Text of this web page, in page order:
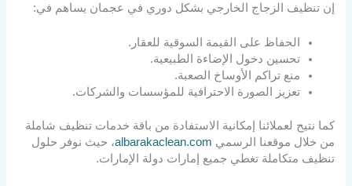
إن تنظيف الزجاج الخارجي بشكل دوري في عجمان يساهم في:
الحفاظ على القيمة السوقية للعقار.
تحسين دخول الإضاءة الطبيعية.
منع تراكم الأوساخ الصعبة.
تعزيز الصورة الاحترافية للمؤسسات والشركات.
كما نتيح لعملائنا إمكانية الاستفادة من باقة خدمات تنظيف شاملة
من خلال موقعنا الرسمي albarakaclean.com، حيث نوفر حلول
تنظيف متكاملة تغطي جميع إمارات دولة الإمارات.